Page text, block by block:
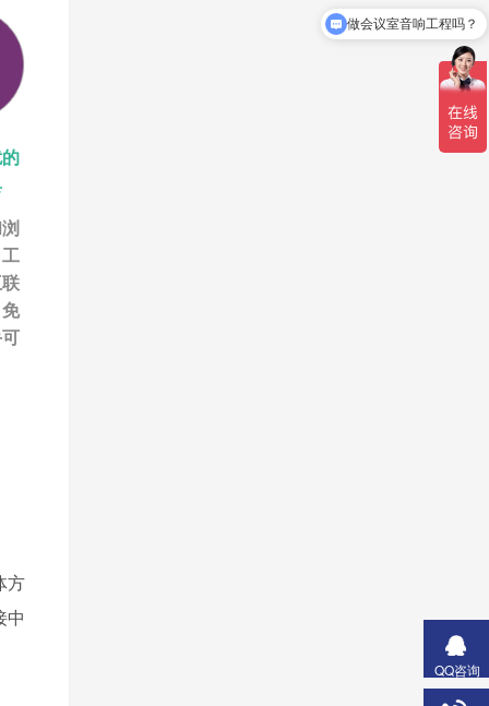
免
方
中
QQ咨询
是做音视频工程的吗
做会议室音响工程吗？